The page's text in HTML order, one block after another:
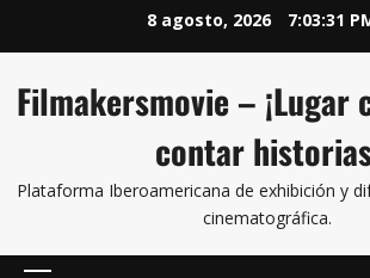
8 agosto, 2026 7:03:31
Filmakersmovie – ¡Lugar
contar
Plataforma Iberoamericana de exhibición y
cinematográfica.